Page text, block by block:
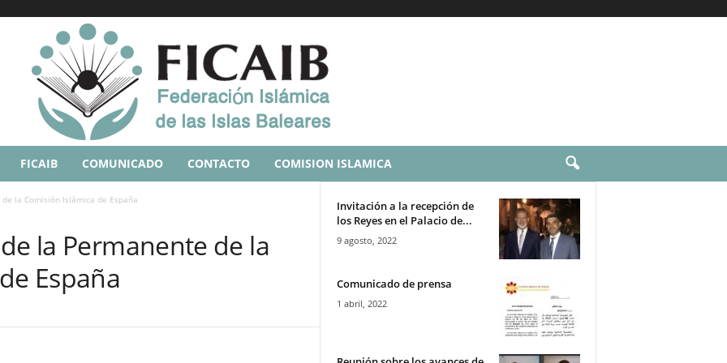
FICAIB COMUNICADO CONTACTO COMISION ISLAMICA
la Comisión Islámica de España
la Permanente de la
España
Invitación a la recepción de
los Reyes en el Palacio de...
9 agosto, 2022
Comunicado de prensa
1 abril, 2022